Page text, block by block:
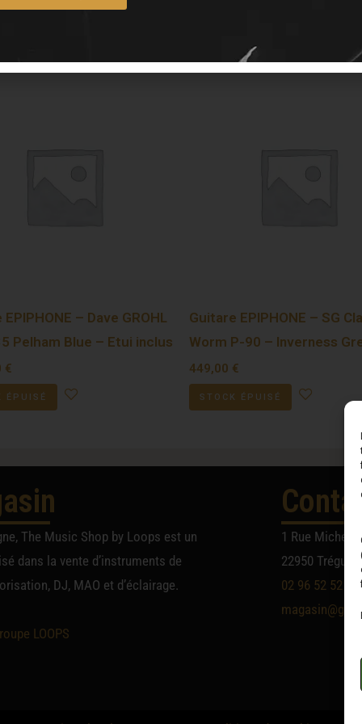
– Dave GROHL
Pelham Blue – Etui inclus
€
ÉPUISÉ
Guitare EPIPHONE – SG
Worm P-90 – Inverness
449,00 €
STOCK ÉPUISÉ
The Music Shop by Loops est un
dans la vente d’instruments de
DJ, MAO et d’éclairage.
LOOPS
1 Rue Michel
22950
02 96 52 52 52